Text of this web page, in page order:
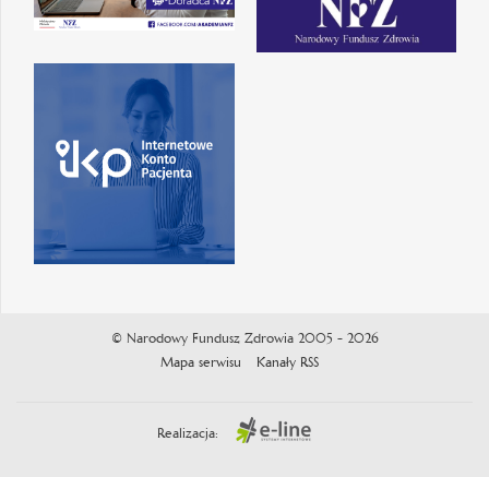
© Narodowy Fundusz Zdrowia 2005 - 2026
Mapa serwisu
Kanały RSS
Realizacja: